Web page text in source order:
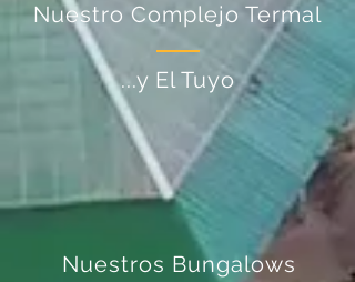
Nuestro Complejo Termal
...y El Tuyo
Nuestros Bungalows